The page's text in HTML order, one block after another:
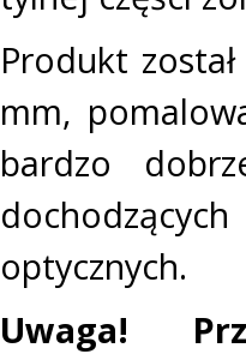
Produkt
mm,
bardzo
optycznych.
Uwaga!